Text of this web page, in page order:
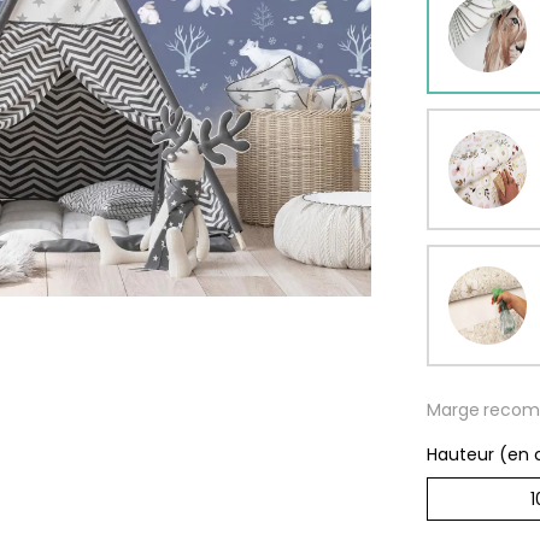
À partir
de
29,90
Marge
Hauteur (en